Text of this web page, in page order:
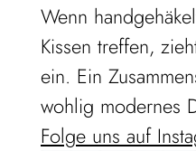
Wenn
Kissen treffen,
ein. Ein
wohlig modernes
Folge uns auf